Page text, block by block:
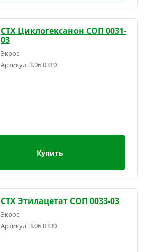
СТХ Циклогексанон СОП 0031-
03
Экрос
Артикул:3.06.0310
Купить
СТХ Этилацетат СОП 0033-03
Экрос
Артикул:3.06.0330